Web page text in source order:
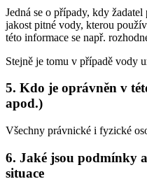
Jedná se o případy, kdy
jakost pitné vody, kterou
této informace se např.
Stejně je tomu v případě vody
5. Kdo je oprávněn v
apod.)
Všechny právnické i fyzické
6. Jaké jsou podmínky
situace